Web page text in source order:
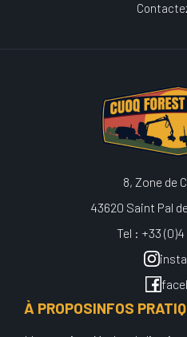
8, Zone de
43620 Saint Pal
Tel : +33 (0)4
À PROPOSINFOS